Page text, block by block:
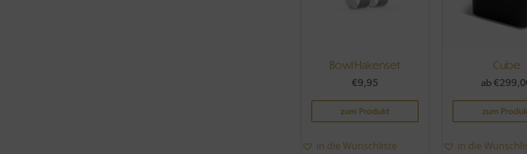
Bowl Hakenset
€9,95
zum Produkt
in die Wunschliste
Cube
ab €
zum
in die